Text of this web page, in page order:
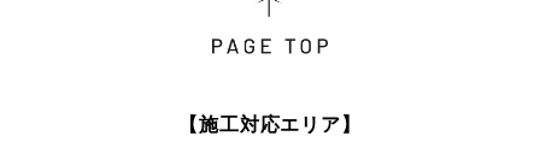
【施工対応エリア】